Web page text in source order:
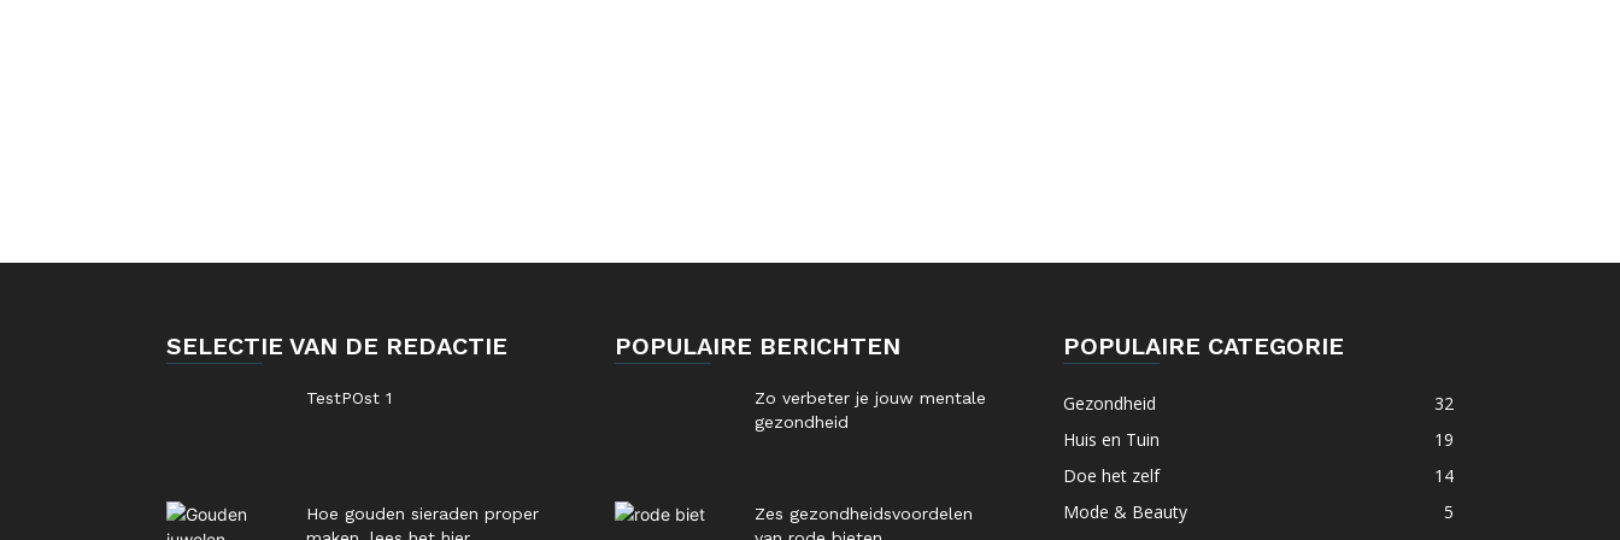
SELECTIE VAN DE REDACTIE
TestPOst 1
Hoe gouden sieraden proper
POPULAIRE BERICHTEN
Zo verbeter je jouw mentale
gezondheid
Zes gezondheidsvoordelen
POPULAIRE CATEGORIE
Gezondheid
32
Huis en Tuin
19
Doe het zelf
14
Mode & Beauty
5